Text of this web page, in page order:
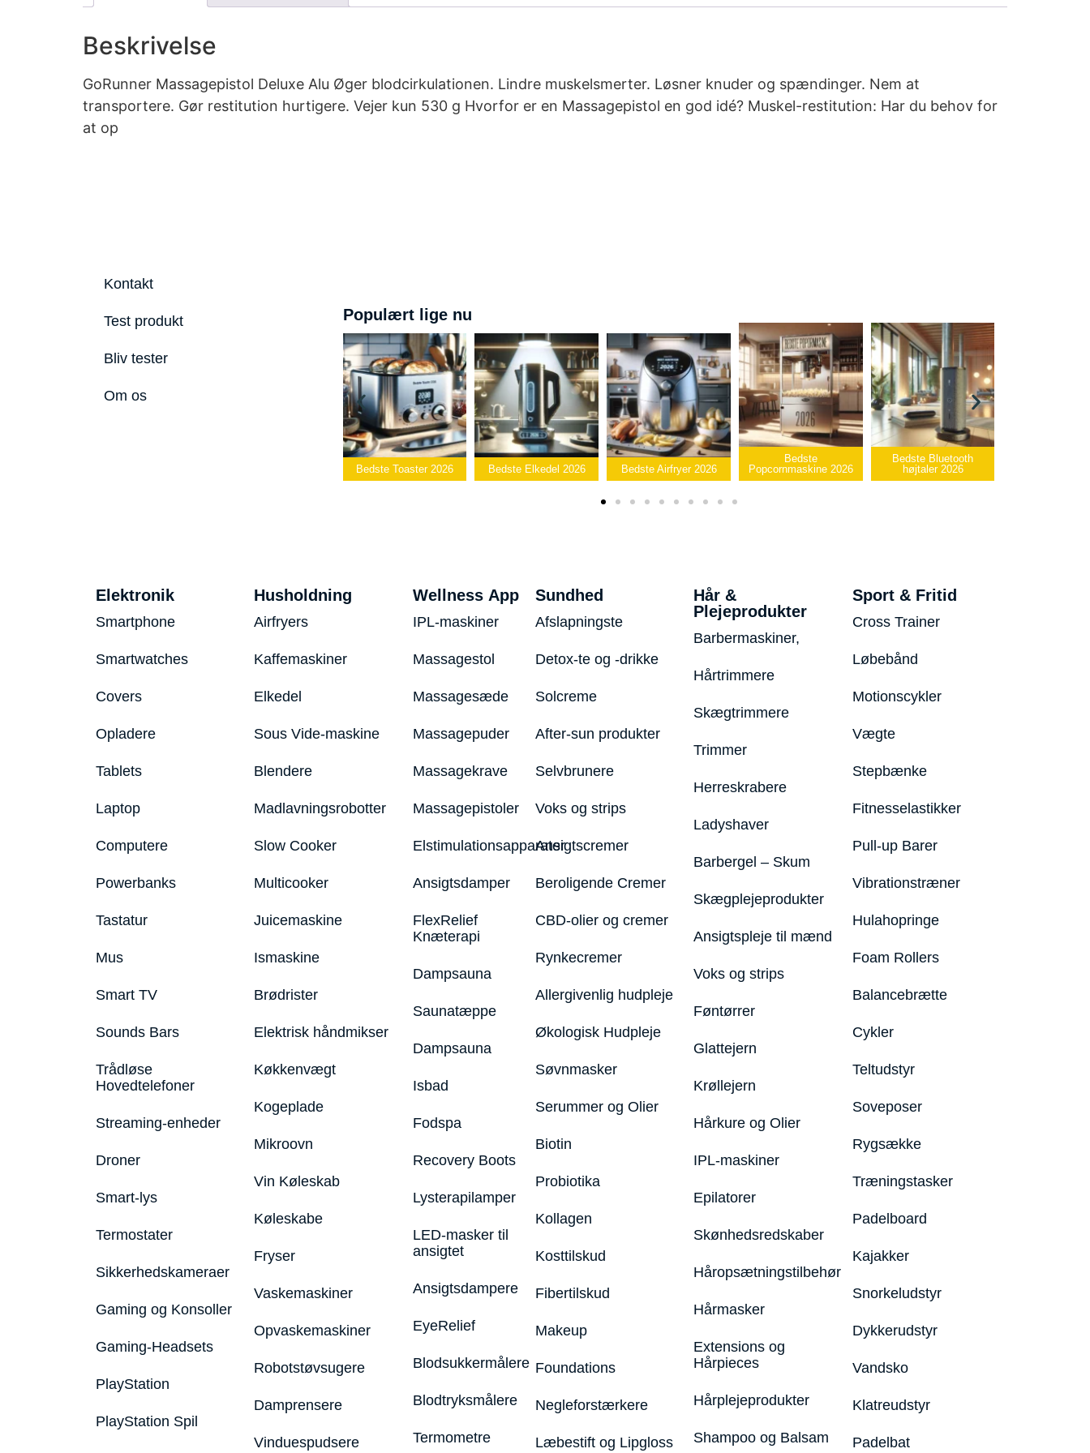
Beskrivelse
GoRunner Massagepistol Deluxe Alu Øger blodcirkulationen. Lindre muskelsmerter. Løsner knuder og spændinger. Nem at
transportere. Gør restitution hurtigere. Vejer kun 530 g Hvorfor er en Massagepistol en god idé? Muskel-restitution: Har du behov for
at op
Kontakt
Test produkt
Bliv tester
Om os
Populært lige nu
Bedste Toaster 2026 Bedste Elkedel 2026 Bedste Airfryer 2026
Bedste
Popcornmaskine 2026
Bedste Bluetooth
højtaler 2026
Bedste infrarøde
varmepude 2026
Elektronik
Smartphone
Smartwatches
Covers
Opladere
Tablets
Laptop
Computere
Powerbanks
Tastatur
Mus
Smart TV
Sounds Bars
Trådløse
Hovedtelefoner
Streaming-enheder
Droner
Smart-lys
Termostater
Sikkerhedskameraer
Gaming og Konsoller
Gaming-Headsets
PlayStation
PlayStation Spil
Husholdning
Airfryers
Kaffemaskiner
Elkedel
Sous Vide-maskine
Blendere
Madlavningsrobotter
Slow Cooker
Multicooker
Juicemaskine
Ismaskine
Brødrister
Elektrisk håndmikser
Køkkenvægt
Kogeplade
Mikroovn
Vin Køleskab
Køleskabe
Fryser
Vaskemaskiner
Opvaskemaskiner
Robotstøvsugere
Damprensere
Vinduespudsere
Wellness App
IPL-maskiner
Massagestol
Massagesæde
Massagepuder
Massagekrave
Massagepistoler
Elstimulationsapparater
Ansigtsdamper
FlexRelief
Knæterapi
Dampsauna
Saunatæppe
Dampsauna
Isbad
Fodspa
Recovery Boots
Lysterapilamper
LED-masker til
ansigtet
Ansigtsdampere
EyeRelief
Blodsukkermålere
Blodtryksmålere
Termometre
Sundhed
Afslapningste
Detox-te og -drikke
Solcreme
After-sun produkter
Selvbrunere
Voks og strips
Ansigtscremer
Beroligende Cremer
CBD-olier og cremer
Rynkecremer
Allergivenlig hudpleje
Økologisk Hudpleje
Søvnmasker
Serummer og Olier
Biotin
Probiotika
Kollagen
Kosttilskud
Fibertilskud
Makeup
Foundations
Negleforstærkere
Læbestift og Lipgloss
Hår &
Plejeprodukter
Barbermaskiner,
Hårtrimmere
Skægtrimmere
Trimmer
Herreskrabere
Ladyshaver
Barbergel – Skum
Skægplejeprodukter
Ansigtspleje til mænd
Voks og strips
Føntørrer
Glattejern
Krøllejern
Hårkure og Olier
IPL-maskiner
Epilatorer
Skønhedsredskaber
Håropsætningstilbehør
Hårmasker
Extensions og
Hårpieces
Hårplejeprodukter
Shampoo og Balsam
Sport & Fritid
Cross Trainer
Løbebånd
Motionscykler
Vægte
Stepbænke
Fitnesselastikker
Pull-up Barer
Vibrationstræner
Hulahopringe
Foam Rollers
Balancebrætte
Cykler
Teltudstyr
Soveposer
Rygsække
Træningstasker
Padelboard
Kajakker
Snorkeludstyr
Dykkerudstyr
Vandsko
Klatreudstyr
Padelbat